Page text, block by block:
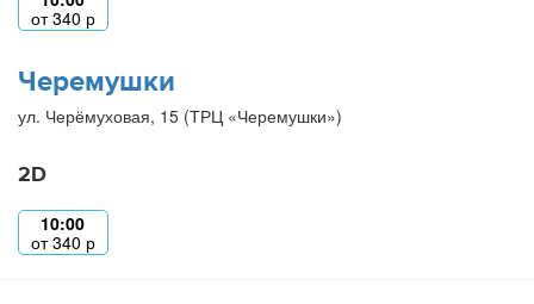
от340 р
Черемушки
ул. Черёмуховая, 15 (ТРЦ «Черемушки»)
2D
10:00
от340 р